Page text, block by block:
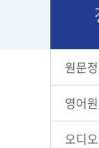
원문
영어
오디